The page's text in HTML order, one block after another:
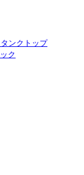
ンクトップ
ク